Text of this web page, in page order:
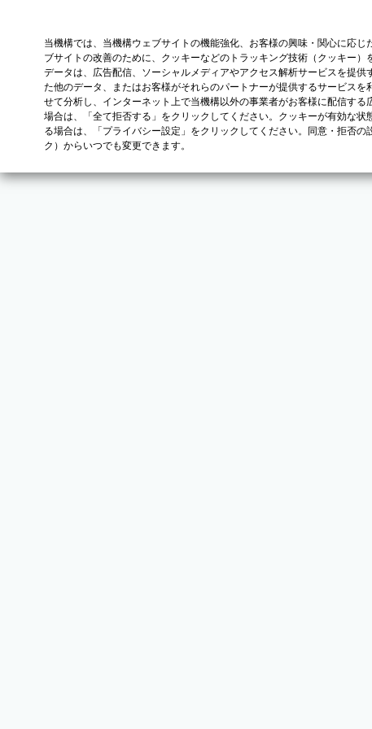
当機構では、当機構ウェブサイトの機能強化、お客様の興味・関心に応
ブサイトの改善のために、クッキーなどのトラッキング技術（クッキー
データは、広告配信、ソーシャルメディアやアクセス解析サービスを提
た他のデータ、またはお客様がそれらのパートナーが提供するサービス
せて分析し、インターネット上で当機構以外の事業者がお客様に配信す
場合は、「全て拒否する」をクリックしてください。クッキーが有効な
る場合は、「プライバシー設定」をクリックしてください。同意・拒否の
ク）からいつでも変更できます。